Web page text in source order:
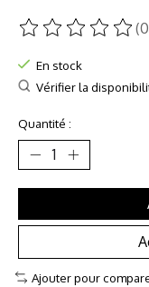
Ce produit est
En stock
Vérifier la
Quantité :
Ajouter pour